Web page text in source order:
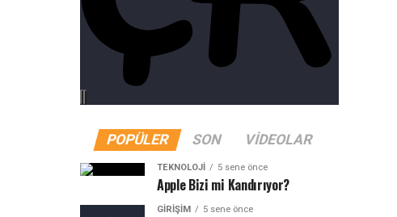
POPÜLER SON VIDEOLAR
TEKNOLOJI 5 sene önce
Apple Bizi mi Kandırıyor?
GIRIŞIM 5 sene önce